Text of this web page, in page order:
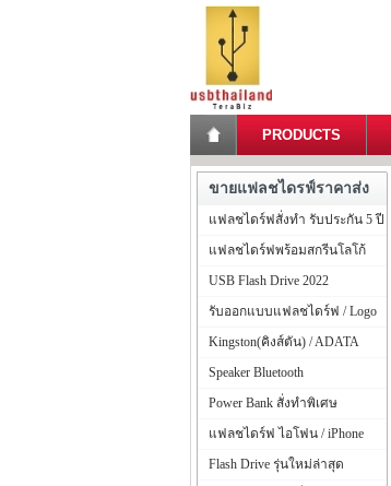
PRODUCTS
ขายแฟลชไดรฟ์ราคาส่ง
แฟลชไดร์ฟสั่งทำ รับประกัน 5 ปี
แฟลชไดร์ฟพร้อมสกรีนโลโก้
USB Flash Drive 2022
รับออกแบบแฟลชไดร์ฟ / Logo
Kingston(คิงส์ตัน) / ADATA
Speaker Bluetooth
Power Bank สั่งทำพิเศษ
แฟลชไดร์ฟ ไอโฟน / iPhone
Flash Drive รุ่นใหม่ล่าสุด